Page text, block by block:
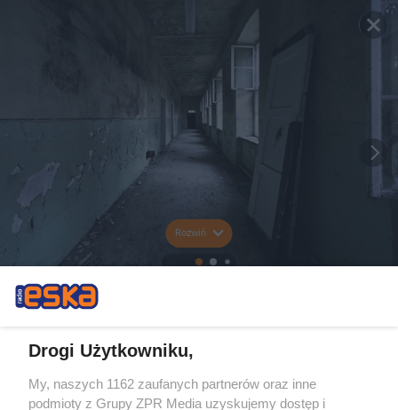
Rozwiń
Drogi Użytkowniku,
My, naszych 1162 zaufanych partnerów oraz inne
podmioty z Grupy ZPR Media uzyskujemy dostęp i